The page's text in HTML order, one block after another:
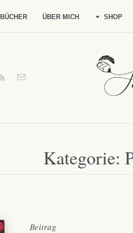
BÜCHER ÜBER MICH SHOP
Kategorie:
Beitrag